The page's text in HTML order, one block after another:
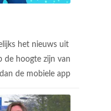
het nieuws uit
de hoogte zijn van
de mobiele app